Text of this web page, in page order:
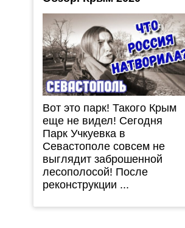
Вот это парк! Такого Крым
еще не видел! Сегодня
Парк Учкуевка в
Севастополе совсем не
выглядит заброшенной
лесополосой! После
реконструкции ...